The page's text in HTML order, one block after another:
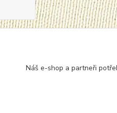
Náš e-shop a partneři